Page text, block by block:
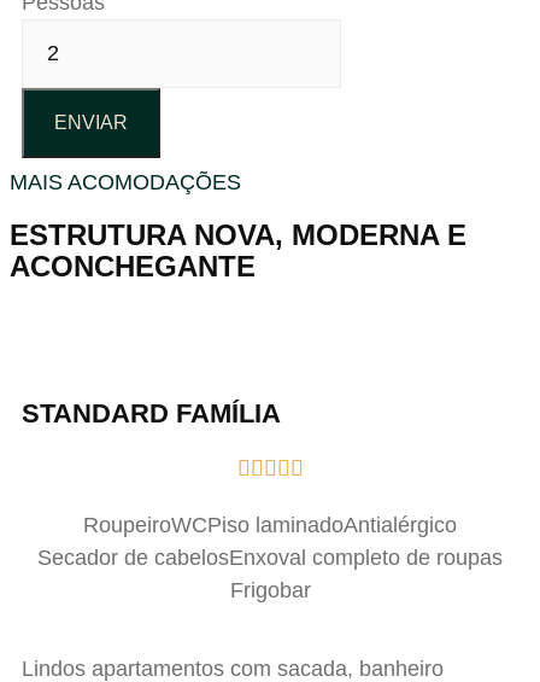
MAIS ACOMODAÇÕES
ESTRUTURA NOVA, MODERNA E
ACONCHEGANTE
STANDARD FAMÍLIA
    
RoupeiroWCPiso laminadoAntialérgico
Secador de cabelosEnxoval completo de roupas
Frigobar
Lindos apartamentos com sacada, banheiro